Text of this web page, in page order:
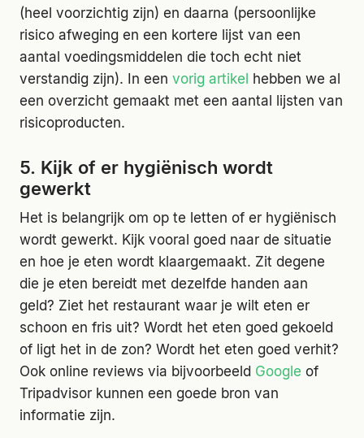
(heel voorzichtig zijn) en daarna (persoonlijke
risico afweging en een kortere lijst van een
aantal voedingsmiddelen die toch echt niet
verstandig zijn). In een vorig artikel hebben we al
een overzicht gemaakt met een aantal lijsten van
risicoproducten.
5. Kijk of er hygiënisch wordt
gewerkt
Het is belangrijk om op te letten of er hygiënisch
wordt gewerkt. Kijk vooral goed naar de situatie
en hoe je eten wordt klaargemaakt. Zit degene
die je eten bereidt met dezelfde handen aan
geld? Ziet het restaurant waar je wilt eten er
schoon en fris uit? Wordt het eten goed gekoeld
of ligt het in de zon? Wordt het eten goed verhit?
Ook online reviews via bijvoorbeeld Google of
Tripadvisor kunnen een goede bron van
informatie zijn.